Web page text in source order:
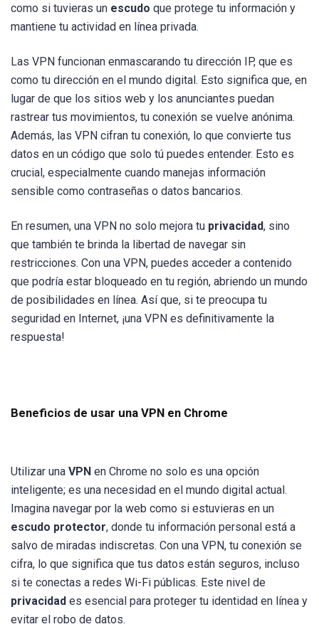
como si tuvieras un escudo que protege tu información y
mantiene tu actividad en línea privada.
Las VPN funcionan enmascarando tu dirección IP, que es
como tu dirección en el mundo digital. Esto significa que, en
lugar de que los sitios web y los anunciantes puedan
rastrear tus movimientos, tu conexión se vuelve anónima.
Además, las VPN cifran tu conexión, lo que convierte tus
datos en un código que solo tú puedes entender. Esto es
crucial, especialmente cuando manejas información
sensible como contraseñas o datos bancarios.
En resumen, una VPN no solo mejora tu privacidad, sino
que también te brinda la libertad de navegar sin
restricciones. Con una VPN, puedes acceder a contenido
que podría estar bloqueado en tu región, abriendo un mundo
de posibilidades en línea. Así que, si te preocupa tu
seguridad en Internet, ¡una VPN es definitivamente la
respuesta!
Beneficios de usar una VPN en Chrome
Utilizar una VPN en Chrome no solo es una opción
inteligente; es una necesidad en el mundo digital actual.
Imagina navegar por la web como si estuvieras en un
escudo protector, donde tu información personal está a
salvo de miradas indiscretas. Con una VPN, tu conexión se
cifra, lo que significa que tus datos están seguros, incluso
si te conectas a redes Wi-Fi públicas. Este nivel de
privacidad es esencial para proteger tu identidad en línea y
evitar el robo de datos.